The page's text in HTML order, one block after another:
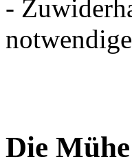
-
Die